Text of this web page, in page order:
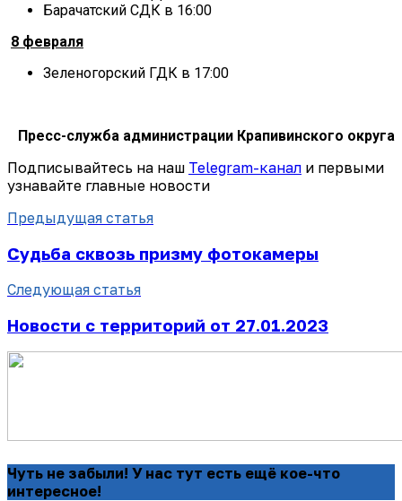
Барачатский СДК в 16:00
8 февраля
Зеленогорский ГДК в 17:00
Пресс-служба администрации Крапивинского округа
Подписывайтесь на наш Telegram-канал и первыми
узнавайте главные новости
Предыдущая статья
Судьба сквозь призму фотокамеры
Следующая статья
Новости с территорий от 27.01.2023
Чуть не забыли! У нас тут есть ещё кое-что
интересное!